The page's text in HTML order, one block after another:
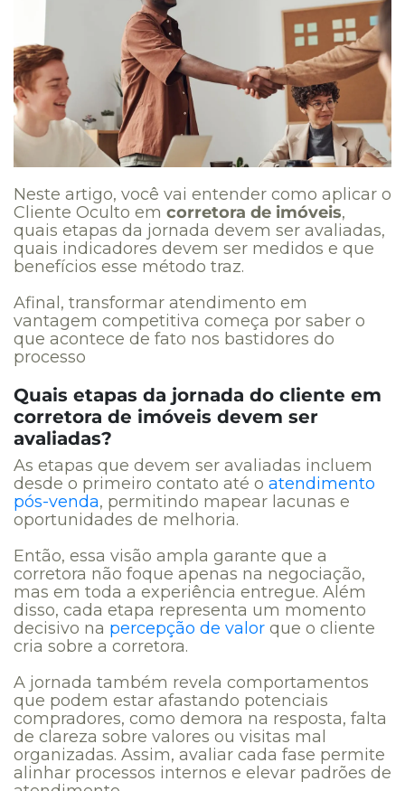
Neste artigo, você vai entender como aplicar o
Cliente Oculto em corretora de imóveis,
quais etapas da jornada devem ser avaliadas,
quais indicadores devem ser medidos e que
benefícios esse método traz.
Afinal, transformar atendimento em
vantagem competitiva começa por saber o
que acontece de fato nos bastidores do
processo
Quais etapas da jornada do cliente em
corretora de imóveis devem ser
avaliadas?
As etapas que devem ser avaliadas incluem
desde o primeiro contato até o atendimento
pós-venda, permitindo mapear lacunas e
oportunidades de melhoria.
Então, essa visão ampla garante que a
corretora não foque apenas na negociação,
mas em toda a experiência entregue. Além
disso, cada etapa representa um momento
decisivo na percepção de valor que o cliente
cria sobre a corretora.
A jornada também revela comportamentos
que podem estar afastando potenciais
compradores, como demora na resposta, falta
de clareza sobre valores ou visitas mal
organizadas. Assim, avaliar cada fase permite
alinhar processos internos e elevar padrões de